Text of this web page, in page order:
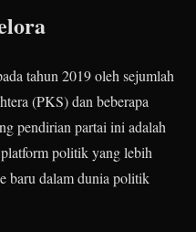
tahun 2019 oleh sejumlah
(PKS) dan beberapa
pendirian partai ini adalah
politik yang lebih
baru dalam dunia politik